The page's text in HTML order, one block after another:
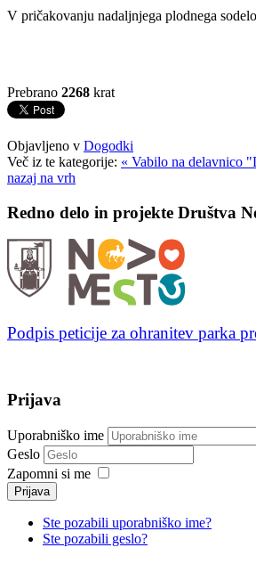
V pričakovanju nadaljnjega plodnega
Prebrano 2268 krat
Objavljeno v Dogodki
Več iz te kategorije: « Vabilo na delavnico
nazaj na vrh
Redno delo in projekte Društva
Podpis peticije za ohranitev parka
Prijava
Uporabniško ime
Geslo
Zapomni si me
Prijava
Ste pozabili uporabniško ime?
Ste pozabili geslo?